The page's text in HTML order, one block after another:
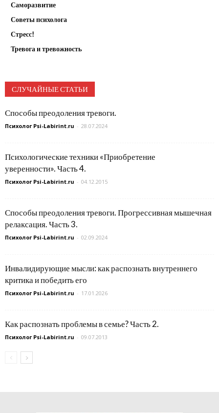
Саморазвитие
Советы психолога
Стресс!
Тревога и тревожность
СЛУЧАЙНЫЕ СТАТЬИ
Способы преодоления тревоги.
Психолог Psi-Labirint.ru - 28.07.2024
Психологические техники «Приобретение
уверенности». Часть 4.
Психолог Psi-Labirint.ru - 04.12.2015
Способы преодоления тревоги. Прогрессивная мышечная
релаксация. Часть 3.
Психолог Psi-Labirint.ru - 02.09.2024
Инвалидирующие мысли: как распознать внутреннего
критика и победить его
Психолог Psi-Labirint.ru - 17.01.2026
Как распознать проблемы в семье? Часть 2.
Психолог Psi-Labirint.ru - 09.07.2013